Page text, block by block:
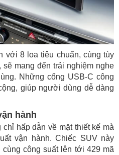
với 8 loa tiêu chuẩn, cùng tùy
mang đến trải nghiệm nghe
Những cổng USB-C công
giúp người dùng dễ dàng
hành
hấp dẫn về mặt thiết kế mà
vận hành. Chiếc SUV này
công suất lên tới 429 mã